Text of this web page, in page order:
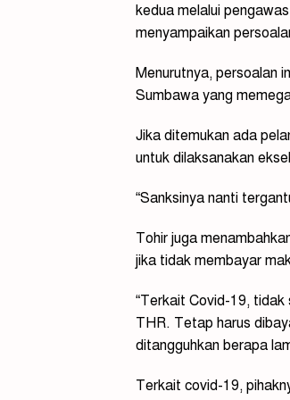
kedua melalui
menyampaikan
Menurutnya, persoalan
Sumbawa yang
Jika ditemukan ada
untuk dilaksanakan
“Sanksinya nanti
Tohir juga
jika tidak membayar
“Terkait Covid-19, tidak
THR. Tetap harus
ditangguhkan berapa
Terkait covid-19,